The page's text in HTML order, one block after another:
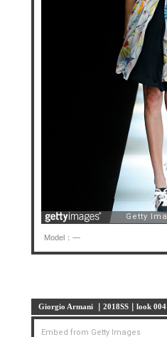
Model：—
Giorgio Armani ｜2018SS｜look 004
Embed from Getty Images